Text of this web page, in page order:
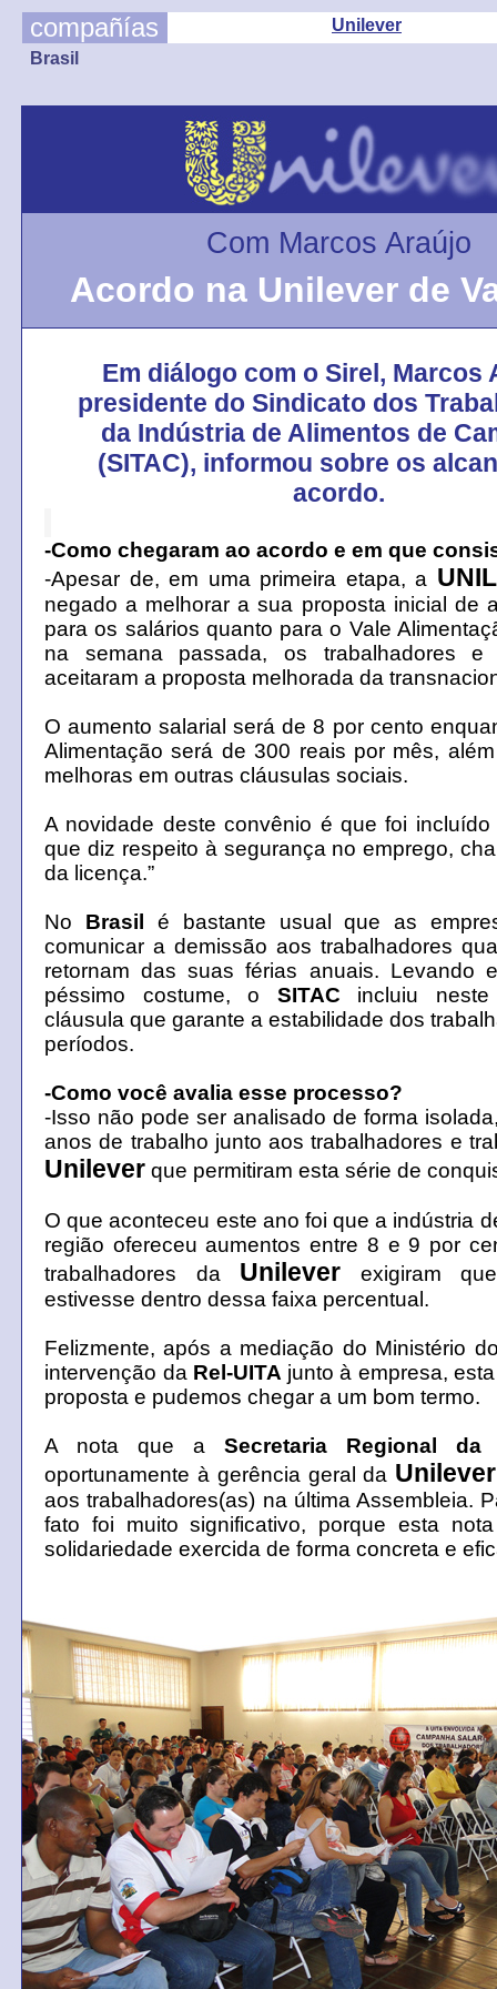
compañías
Unilever
Brasil
Com Marcos Araújo
Acordo na Unilever de
Em diálogo com o Sirel, Marcos
presidente do Sindicato dos
da Indústria de Alimentos de
(SITAC), informou sobre os
acordo.
-Como chegaram ao acordo e em que
-Apesar de, em uma primeira etapa, a
negado a melhorar a sua proposta inicial de
para os salários quanto para o Vale
na semana passada, os trabalhadores e
aceitaram a proposta melhorada da
O aumento salarial será de 8 por cento
Alimentação será de 300 reais por mês,
melhoras em outras cláusulas sociais.
A novidade deste convênio é que foi
que diz respeito à segurança no emprego,
da licença.”
No Brasil
é bastante usual que as
comunicar a demissão aos trabalhadores
retornam das suas férias anuais. Levando
péssimo costume, o SITAC incluiu
cláusula que garante a estabilidade dos
períodos.
-Como você avalia esse processo?
-Isso não pode ser analisado de forma
anos de trabalho junto aos trabalhadores e
Unilever que permitiram esta série de
O que aconteceu este ano foi que a indústria
região ofereceu aumentos entre 8 e 9 por
trabalhadores da Unilever exigiram
estivesse dentro dessa faixa percentual.
Felizmente, após a mediação do Ministério
intervenção da Rel-UITA junto à empresa,
proposta e pudemos chegar a um bom termo.
A nota que a Secretaria Regional da
oportunamente à gerência geral da Unilever
aos trabalhadores(as) na últimaAssembleia.
fato foi muito significativo, porque esta
solidariedade exercida de forma concreta e